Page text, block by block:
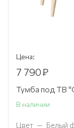
Цена:
7 790₽
Тумба под ТВ
В наличии
Цвет — Белый